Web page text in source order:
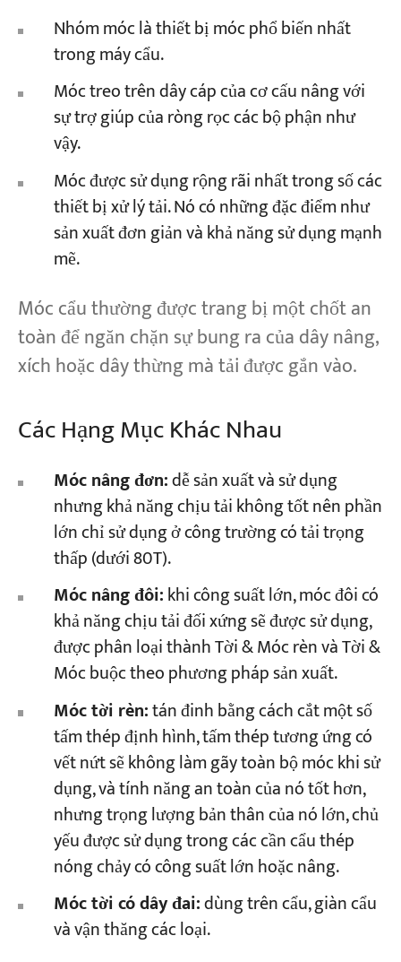
Blog
Các ứng dụng
Về chúng tôi
Nhóm móc là thiết bị móc phổ biến nhất
trong máy cẩu.
Móc treo trên dây cáp của cơ cấu nâng với
sự trợ giúp của ròng rọc các bộ phận như
vậy.
Móc được sử dụng rộng rãi nhất trong số các
thiết bị xử lý tải. Nó có những đặc điểm như
sản xuất đơn giản và khả năng sử dụng mạnh
mẽ.
Móc cẩu thường được trang bị một chốt an
toàn để ngăn chặn sự bung ra của dây nâng,
xích hoặc dây thừng mà tải được gắn vào.
Các Hạng Mục Khác Nhau
Móc nâng đơn:dễ sản xuất và sử dụng
nhưng khả năng chịu tải không tốt nên phần
lớn chỉ sử dụng ở công trường có tải trọng
thấp (dưới 80T).
Móc nâng đôi:khi công suất lớn, móc đôi có
khả năng chịu tải đối xứng sẽ được sử dụng,
được phân loại thành Tời & Móc rèn và Tời &
Móc buộc theo phương pháp sản xuất.
Móc tời rèn:tán đinh bằng cách cắt một số
tấm thép định hình, tấm thép tương ứng có
vết nứt sẽ không làm gãy toàn bộ móc khi sử
dụng, và tính năng an toàn của nó tốt hơn,
nhưng trọng lượng bản thân của nó lớn, chủ
yếu được sử dụng trong các cần cẩu thép
nóng chảy có công suất lớn hoặc nâng.
Móc tời có dây đai:dùng trên cẩu, giàn cẩu
và vận thăng các loại.